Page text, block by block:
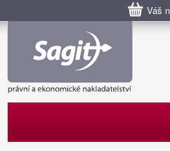
Váš